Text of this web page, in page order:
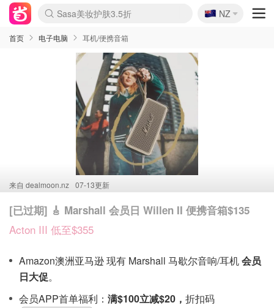
lululemon折扣上新
Sasa美妆护肤3.5折
SSENSE年中2.5折
FreshBeauty好价汇总
Cettire降价+叠9折
WWS Coles超市实拍
viagogo二手票捡漏
Myer超级周末
The Outnet奢牌1折起
David Jones 3折起
Flannels大牌1折
Perfumes Club护肤1折
AMIRO面罩$251
Amazon折扣汇总
eToro入金$200送$50
Amazon数码好物
ICONIC本周7.5折
ThedoubleF高奢地板价
Moose Knuckles 6折
丝芙兰5折起
EUFY摄像头$98
Selenichast首饰2折
Trip机票酒店促销
YSL送5件彩妆礼
Amazon家居好物
Amazon美妆护肤
雅漾大喷$8
过敏原检测盒$33
伊索独家赠50ml沐浴露
科颜氏高保湿面霜$29
SEALIFE海洋馆门票6折
丝塔芙大白罐$16
订阅Newsletter送香薰
Cult Beauty 6.8折
Harrods圣诞日历$525
LN-CC奢牌私促3折
d'Alba空姐喷雾$16
EVE LOM套装£56
Bernardelli独家4折
Adore Beauty 6折起
CT圣诞日历
Mytheresa奢品2.7折
Luxury Escapes 9折
Currentbody美容仪$881
MOON Garden Live
Roborock扫地机$649
Tingo Life水杯$24
Valentino官网5折
CR洗护套装$23
修丽可4件套$159
Myer彩妆2件7折
GANNI官网4.5折
Stylevana韩妆4折
Tessabit高奢8.5折
OGX洗发水$11
Amazon阿德莱德次日达
卡诗8.5折+赠礼
Philips Hue灯具8折
🇳🇿
NZ
首页 电子电脑 耳机/便携音箱
来自 dealmoon.nz 07-13更新
[已过期] 🎸 Marshall 会员日 Willen II 便携音箱$135
Acton III 低至$355
Amazon澳洲亚马逊 现有 Marshall 马歇尔音响/耳机会员
日大促。
会员APP首单福利： 满$100立减$20， 折扣码